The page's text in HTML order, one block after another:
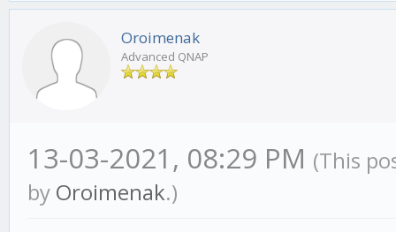
Oroimenak
Advanced QNAP
13-03-2021, 08:29 PM (This
by Oroimenak.)